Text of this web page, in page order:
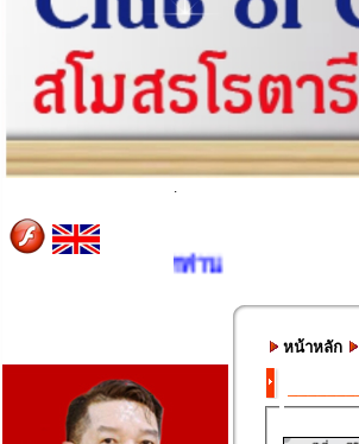
.
ยินดีต้อนรับทุกท่าน
หน้าหลัก